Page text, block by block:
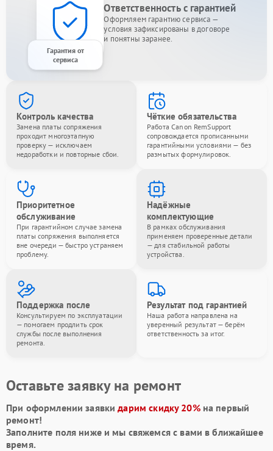
Гарантия от
сервиса
Ответственность с гарантией
Оформляем гарантию сервиса —
условия зафиксированы в договоре
и понятны заранее.
Контроль качества
Замена платы сопряжения
проходит многоэтапную
проверку — исключаем
недоработки и повторные сбои.
Чёткие обязательства
Работа Canon RemSupport
сопровождается прописанными
гарантийными условиями — без
размытых формулировок.
Приоритетное
обслуживание
При гарантийном случае замена
платы сопряжения выполняется
вне очереди — быстро устраняем
проблему.
Надёжные
комплектующие
В рамках обслуживания
применяем проверенные детали
— для стабильной работы
устройства.
Поддержка после
Консультируем по эксплуатации
— помогаем продлить срок
службы после выполнения
ремонта.
Результат под гарантией
Наша работа направлена на
уверенный результат — берём
ответственность за итог.
Оставьте заявку на ремонт
При оформлении заявкидарим скидку 20%на первый
ремонт!
Заполните поля ниже и мы свяжемся с вами в ближайшее
время.